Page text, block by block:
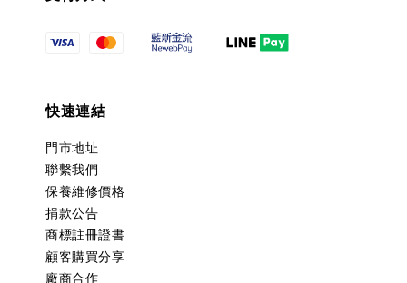
快速連結
門市地址
聯繫我們
保養維修價格
捐款公告
商標註冊證書
顧客購買分享
廠商合作